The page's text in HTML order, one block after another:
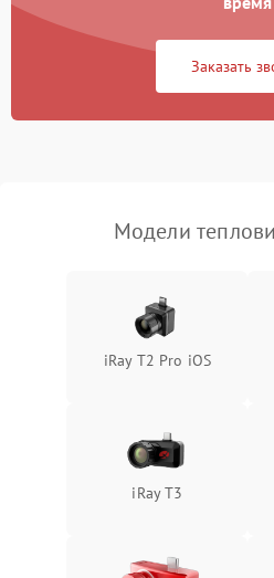
Проблемы с объективом
Заказать
Модели
iRay T2 Pro iOS
iRay T3